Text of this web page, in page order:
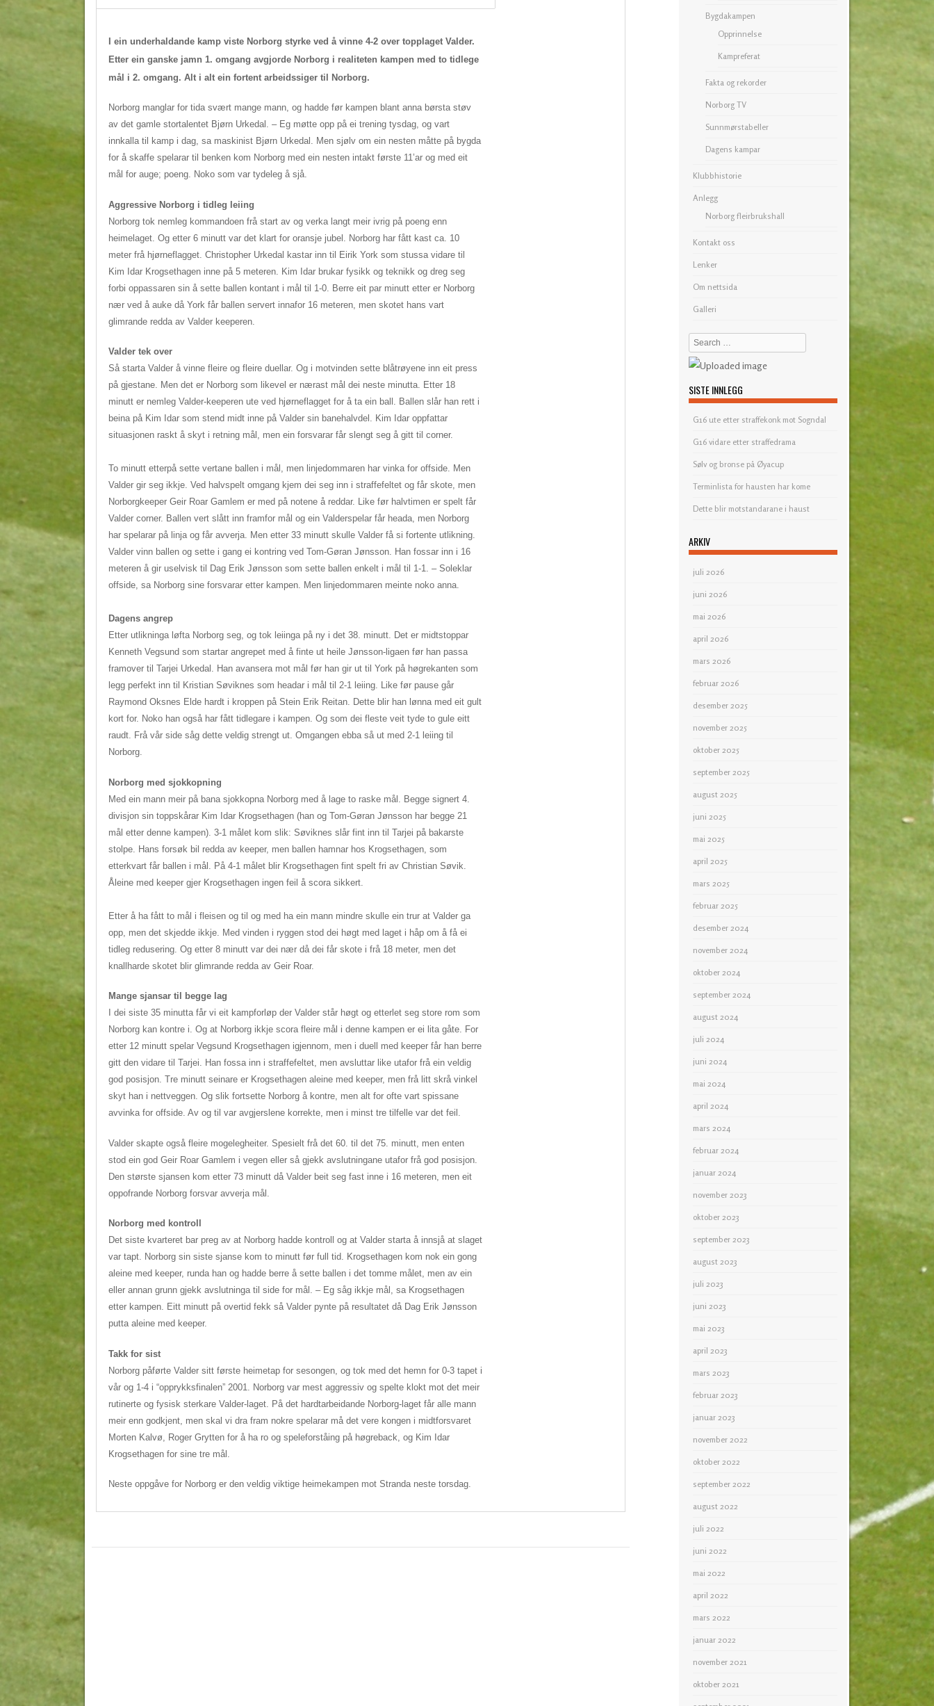
I ein underhaldande kamp viste Norborg styrke ved å vinne 4-2 over topplaget Valder.
Etter ein ganske jamn 1. omgang avgjorde Norborg i realiteten kampen med to tidlege
mål i 2. omgang. Alt i alt ein fortent arbeidssiger til Norborg.
Norborg manglar for tida svært mange mann, og hadde før kampen blant anna børsta støv
av det gamle stortalentet Bjørn Urkedal. – Eg møtte opp på ei trening tysdag, og vart
innkalla til kamp i dag, sa maskinist Bjørn Urkedal. Men sjølv om ein nesten måtte på bygda
for å skaffe spelarar til benken kom Norborg med ein nesten intakt første 11’ar og med eit
mål for auge; poeng. Noko som var tydeleg å sjå.
Aggressive Norborg i tidleg leiing
Norborg tok nemleg kommandoen frå start av og verka langt meir ivrig på poeng enn
heimelaget. Og etter 6 minutt var det klart for oransje jubel. Norborg har fått kast ca. 10
meter frå hjørneflagget. Christopher Urkedal kastar inn til Eirik York som stussa vidare til
Kim Idar Krogsethagen inne på 5 meteren. Kim Idar brukar fysikk og teknikk og dreg seg
forbi oppassaren sin å sette ballen kontant i mål til 1-0. Berre eit par minutt etter er Norborg
nær ved å auke då York får ballen servert innafor 16 meteren, men skotet hans vart
glimrande redda av Valder keeperen.
Valder tek over
Så starta Valder å vinne fleire og fleire duellar. Og i motvinden sette blåtrøyene inn eit press
på gjestane. Men det er Norborg som likevel er nærast mål dei neste minutta. Etter 18
minutt er nemleg Valder-keeperen ute ved hjørneflagget for å ta ein ball. Ballen slår han rett i
beina på Kim Idar som stend midt inne på Valder sin banehalvdel. Kim Idar oppfattar
situasjonen raskt å skyt i retning mål, men ein forsvarar får slengt seg å gitt til corner.
To minutt etterpå sette vertane ballen i mål, men linjedommaren har vinka for offside. Men
Valder gir seg ikkje. Ved halvspelt omgang kjem dei seg inn i straffefeltet og får skote, men
Norborgkeeper Geir Roar Gamlem er med på notene å reddar. Like før halvtimen er spelt får
Valder corner. Ballen vert slått inn framfor mål og ein Valderspelar får heada, men Norborg
har spelarar på linja og får avverja. Men etter 33 minutt skulle Valder få si fortente utlikning.
Valder vinn ballen og sette i gang ei kontring ved Tom-Gøran Jønsson. Han fossar inn i 16
meteren å gir uselvisk til Dag Erik Jønsson som sette ballen enkelt i mål til 1-1. – Soleklar
offside, sa Norborg sine forsvarar etter kampen. Men linjedommaren meinte noko anna.
Dagens angrep
Etter utlikninga løfta Norborg seg, og tok leiinga på ny i det 38. minutt. Det er midtstoppar
Kenneth Vegsund som startar angrepet med å finte ut heile Jønsson-ligaen før han passa
framover til Tarjei Urkedal. Han avansera mot mål før han gir ut til York på høgrekanten som
legg perfekt inn til Kristian Søviknes som headar i mål til 2-1 leiing. Like før pause går
Raymond Oksnes Elde hardt i kroppen på Stein Erik Reitan. Dette blir han lønna med eit gult
kort for. Noko han også har fått tidlegare i kampen. Og som dei fleste veit tyde to gule eitt
raudt. Frå vår side såg dette veldig strengt ut. Omgangen ebba så ut med 2-1 leiing til
Norborg.
Norborg med sjokkopning
Med ein mann meir på bana sjokkopna Norborg med å lage to raske mål. Begge signert 4.
divisjon sin toppskårar Kim Idar Krogsethagen (han og Tom-Gøran Jønsson har begge 21
mål etter denne kampen). 3-1 målet kom slik: Søviknes slår fint inn til Tarjei på bakarste
stolpe. Hans forsøk bil redda av keeper, men ballen hamnar hos Krogsethagen, som
etterkvart får ballen i mål. På 4-1 målet blir Krogsethagen fint spelt fri av Christian Søvik.
Åleine med keeper gjer Krogsethagen ingen feil å scora sikkert.
Etter å ha fått to mål i fleisen og til og med ha ein mann mindre skulle ein trur at Valder ga
opp, men det skjedde ikkje. Med vinden i ryggen stod dei høgt med laget i håp om å få ei
tidleg redusering. Og etter 8 minutt var dei nær då dei får skote i frå 18 meter, men det
knallharde skotet blir glimrande redda av Geir Roar.
Mange sjansar til begge lag
I dei siste 35 minutta får vi eit kampforløp der Valder står høgt og etterlet seg store rom som
Norborg kan kontre i. Og at Norborg ikkje scora fleire mål i denne kampen er ei lita gåte. For
etter 12 minutt spelar Vegsund Krogsethagen igjennom, men i duell med keeper får han berre
gitt den vidare til Tarjei. Han fossa inn i straffefeltet, men avsluttar like utafor frå ein veldig
god posisjon. Tre minutt seinare er Krogsethagen aleine med keeper, men frå litt skrå vinkel
skyt han i nettveggen. Og slik fortsette Norborg å kontre, men alt for ofte vart spissane
avvinka for offside. Av og til var avgjerslene korrekte, men i minst tre tilfelle var det feil.
Valder skapte også fleire mogelegheiter. Spesielt frå det 60. til det 75. minutt, men enten
stod ein god Geir Roar Gamlem i vegen eller så gjekk avslutningane utafor frå god posisjon.
Den største sjansen kom etter 73 minutt då Valder beit seg fast inne i 16 meteren, men eit
oppofrande Norborg forsvar avverja mål.
Norborg med kontroll
Det siste kvarteret bar preg av at Norborg hadde kontroll og at Valder starta å innsjå at slaget
var tapt. Norborg sin siste sjanse kom to minutt før full tid. Krogsethagen kom nok ein gong
aleine med keeper, runda han og hadde berre å sette ballen i det tomme målet, men av ein
eller annan grunn gjekk avslutninga til side for mål. – Eg såg ikkje mål, sa Krogsethagen
etter kampen. Eitt minutt på overtid fekk så Valder pynte på resultatet då Dag Erik Jønsson
putta aleine med keeper.
Takk for sist
Norborg påførte Valder sitt første heimetap for sesongen, og tok med det hemn for 0-3 tapet i
vår og 1-4 i “opprykksfinalen” 2001. Norborg var mest aggressiv og spelte klokt mot det meir
rutinerte og fysisk sterkare Valder-laget. På det hardtarbeidande Norborg-laget får alle mann
meir enn godkjent, men skal vi dra fram nokre spelarar må det vere kongen i midtforsvaret
Morten Kalvø, Roger Grytten for å ha ro og speleforståing på høgreback, og Kim Idar
Krogsethagen for sine tre mål.
Neste oppgåve for Norborg er den veldig viktige heimekampen mot Stranda neste torsdag.
Bygdakampen
Opprinnelse
Kampreferat
Fakta og rekorder
Norborg TV
Sunnmørstabeller
Dagens kampar
Klubbhistorie
Anlegg
Norborg fleirbrukshall
Kontakt oss
Lenker
Om nettsida
Galleri
Search
SISTE INNLEGG
G16 ute etter straffekonk mot Sogndal
G16 vidare etter straffedrama
Sølv og bronse på Øyacup
Terminlista for hausten har kome
Dette blir motstandarane i haust
ARKIV
juli 2026
juni 2026
mai 2026
april 2026
mars 2026
februar 2026
desember 2025
november 2025
oktober 2025
september 2025
august 2025
juni 2025
mai 2025
april 2025
mars 2025
februar 2025
desember 2024
november 2024
oktober 2024
september 2024
august 2024
juli 2024
juni 2024
mai 2024
april 2024
mars 2024
februar 2024
januar 2024
november 2023
oktober 2023
september 2023
august 2023
juli 2023
juni 2023
mai 2023
april 2023
mars 2023
februar 2023
januar 2023
november 2022
oktober 2022
september 2022
august 2022
juli 2022
juni 2022
mai 2022
april 2022
mars 2022
januar 2022
november 2021
oktober 2021